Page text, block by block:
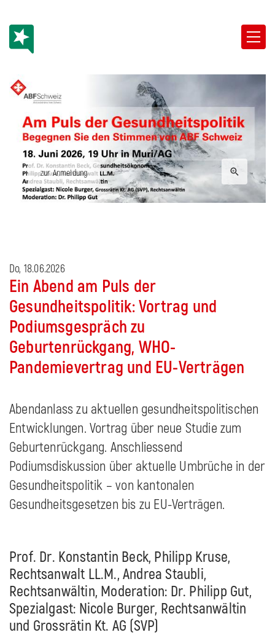
zur Anmeldung
Do, 18.06.2026
Ein Abend am Puls der
Gesundheitspolitik: Vortrag und
Podiumsgespräch zu
Geburtenrückgang, WHO-
Pandemievertrag und EU-Verträgen
Abendanlass zu aktuellen gesundheitspolitischen
Entwicklungen. Vortrag über neue Studie zum
Geburtenrückgang. Anschliessend
Podiumsdiskussion über aktuelle Umbrüche in der
Gesundheitspolitik – von kantonalen
Gesundheitsgesetzen bis zu EU-Verträgen.
Prof. Dr. Konstantin Beck, Philipp Kruse,
Rechtsanwalt LL.M., Andrea Staubli,
Rechtsanwältin, Moderation: Dr. Philipp Gut,
Spezialgast: Nicole Burger, Rechtsanwältin
und Grossrätin Kt. AG (SVP)